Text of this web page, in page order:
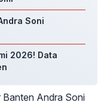
Soni
2026! Data
Banten Andra Soni